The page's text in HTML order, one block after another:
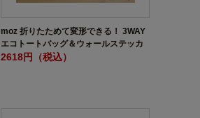
moz 折りたためて変形できる！ 3WAY
エコトートバッグ＆ウォールステッカ
ーBOOK GRAY ver.
2618円（税込）